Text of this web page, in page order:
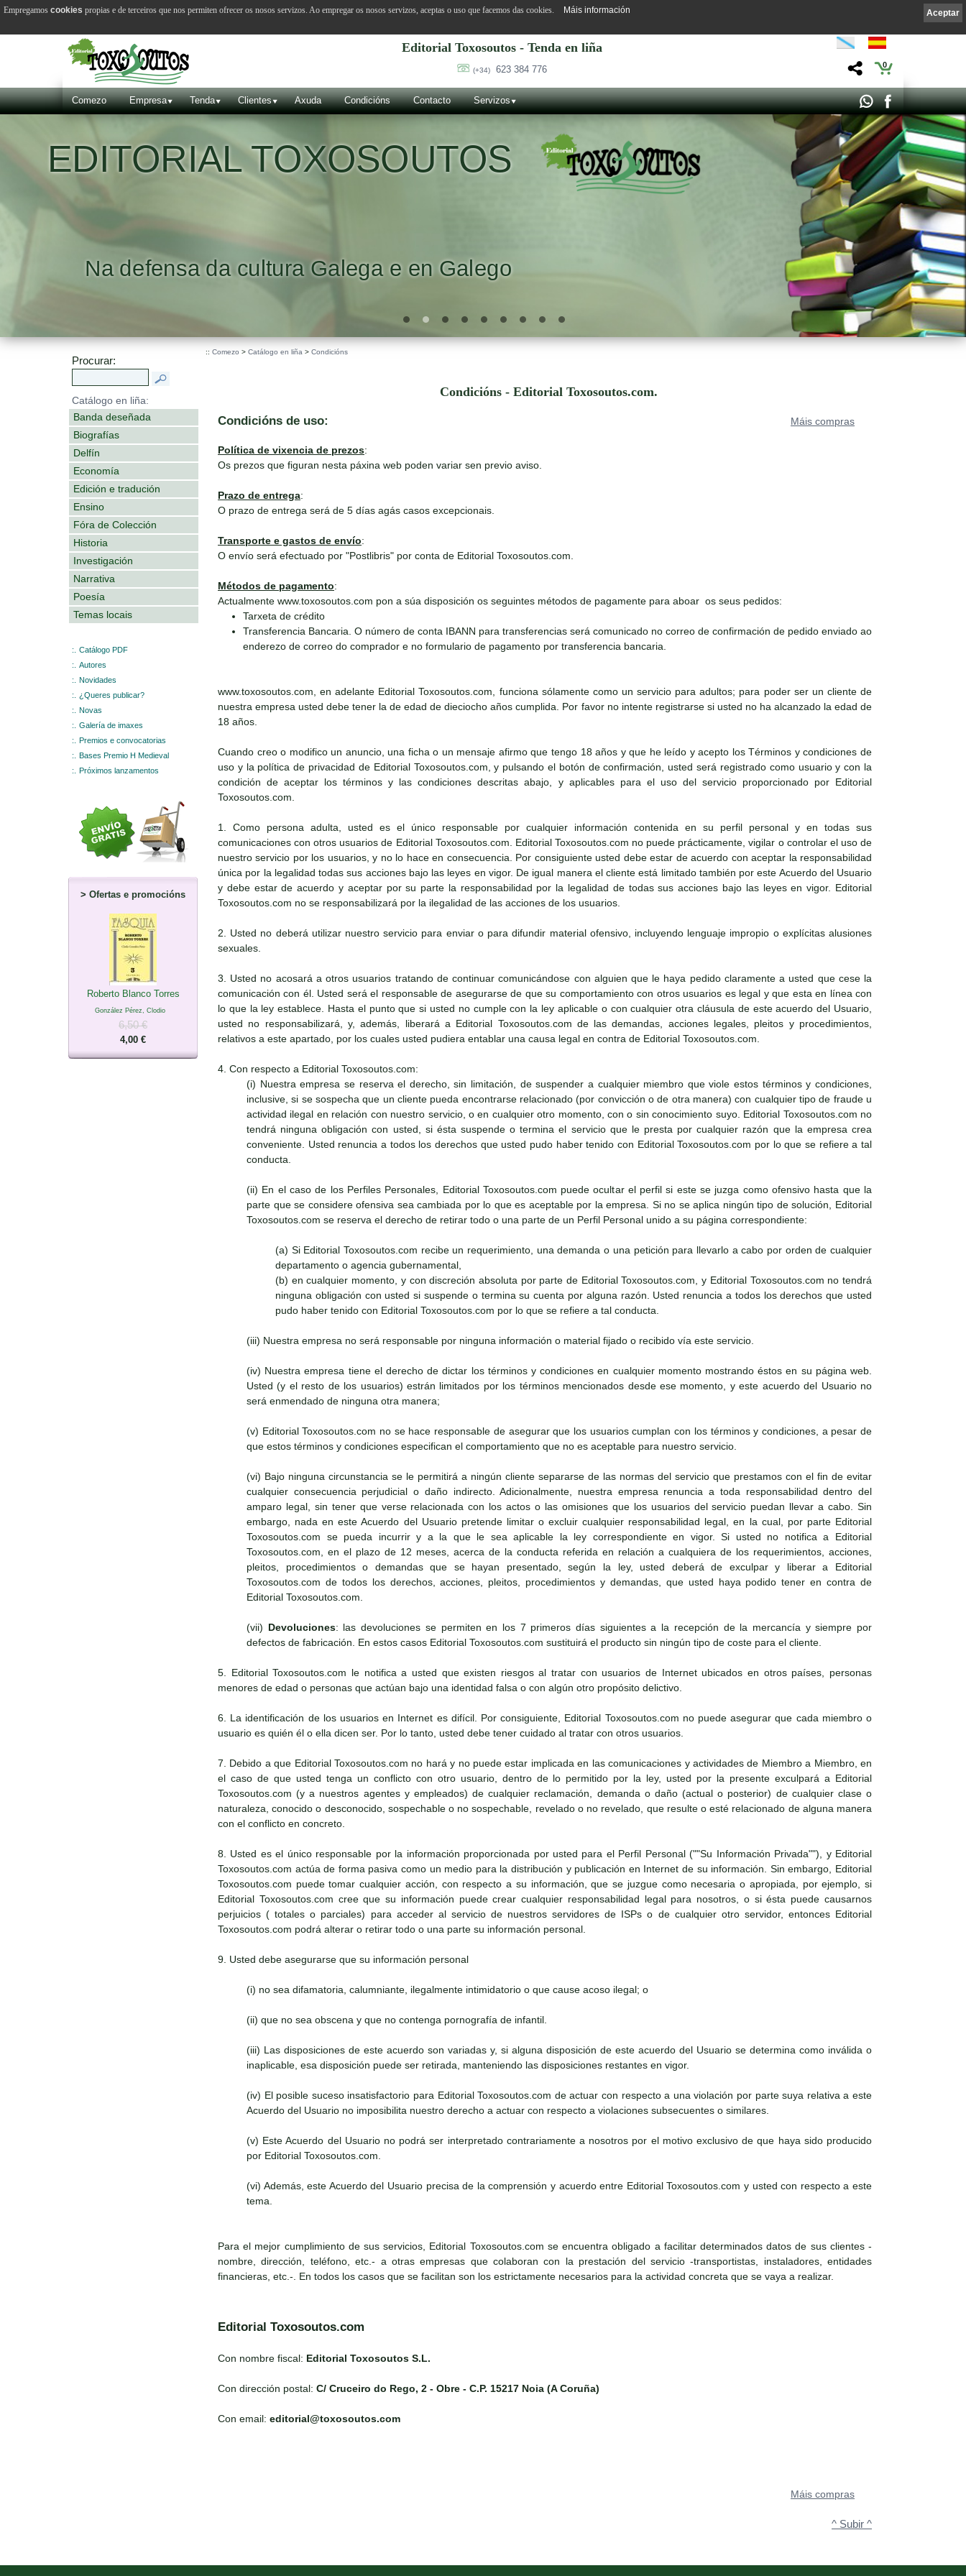
Editorial Toxosoutos - Tenda en liña
(+34) 623 384 776 0
Comezo Empresa Tenda Clientes Axuda Condicións Contacto Servizos
EDITORIAL TOXOSOUTOS
Na defensa da cultura Galega e en Galego
Procurar:
Catálogo en liña:
Banda deseñada
Biografías
Delfín
Economía
Edición e tradución
Ensino
Fóra de Colección
Historia
Investigación
Narrativa
Poesía
Temas locais
:.
Catálogo PDF
:.
Autores
:.
Novidades
:.
¿Queres publicar?
:.
Novas
:.
Galería de imaxes
:.
Premios e convocatorias
:.
Bases Premio H Medieval
:.
Próximos lanzamentos
> Ofertas e promocións
Roberto Blanco Torres
González Pérez, Clodio
6,50 €
4,00 €
:: Comezo > Catálogo en liña > Condicións
Condicións - Editorial Toxosoutos.com.
Máis compras
Condicións de uso:
Política de vixencia de prezos:
Os prezos que figuran nesta páxina web poden variar sen previo aviso.
Prazo de entrega:
O prazo de entrega será de 5 días agás casos excepcionais.
Transporte e gastos de envío:
O envío será efectuado por "Postlibris" por conta de Editorial Toxosoutos.com.
Métodos de pagamento:
Actualmente www.toxosoutos.com pon a súa disposición os seguintes métodos de pagamente para aboar os seus pedidos:
Tarxeta de crédito
Transferencia Bancaria. O número de conta IBANN para transferencias será comunicado no correo de confirmación de pedido enviado ao
enderezo de correo do comprador e no formulario de pagamento por transferencia bancaria.
www.toxosoutos.com, en adelante Editorial Toxosoutos.com, funciona sólamente como un servicio para adultos; para poder ser un cliente de
nuestra empresa usted debe tener la de edad de dieciocho años cumplida. Por favor no intente registrarse si usted no ha alcanzado la edad de
18 años.
Cuando creo o modifico un anuncio, una ficha o un mensaje afirmo que tengo 18 años y que he leído y acepto los Términos y condiciones de
uso y la política de privacidad de Editorial Toxosoutos.com, y pulsando el botón de confirmación, usted será registrado como usuario y con la
condición de aceptar los términos y las condiciones descritas abajo, y aplicables para el uso del servicio proporcionado por Editorial
Toxosoutos.com.
1. Como persona adulta, usted es el único responsable por cualquier información contenida en su perfil personal y en todas sus
comunicaciones con otros usuarios de Editorial Toxosoutos.com. Editorial Toxosoutos.com no puede prácticamente, vigilar o controlar el uso de
nuestro servicio por los usuarios, y no lo hace en consecuencia. Por consiguiente usted debe estar de acuerdo con aceptar la responsabilidad
única por la legalidad todas sus acciones bajo las leyes en vigor. De igual manera el cliente está limitado también por este Acuerdo del Usuario
y debe estar de acuerdo y aceptar por su parte la responsabilidad por la legalidad de todas sus acciones bajo las leyes en vigor. Editorial
Toxosoutos.com no se responsabilizará por la ilegalidad de las acciones de los usuarios.
2. Usted no deberá utilizar nuestro servicio para enviar o para difundir material ofensivo, incluyendo lenguaje impropio o explícitas alusiones
sexuales.
3. Usted no acosará a otros usuarios tratando de continuar comunicándose con alguien que le haya pedido claramente a usted que cese la
comunicación con él. Usted será el responsable de asegurarse de que su comportamiento con otros usuarios es legal y que esta en línea con
lo que la ley establece. Hasta el punto que si usted no cumple con la ley aplicable o con cualquier otra cláusula de este acuerdo del Usuario,
usted no responsabilizará, y, además, liberará a Editorial Toxosoutos.com de las demandas, acciones legales, pleitos y procedimientos,
relativos a este apartado, por los cuales usted pudiera entablar una causa legal en contra de Editorial Toxosoutos.com.
4. Con respecto a Editorial Toxosoutos.com:
(i) Nuestra empresa se reserva el derecho, sin limitación, de suspender a cualquier miembro que viole estos términos y condiciones,
inclusive, si se sospecha que un cliente pueda encontrarse relacionado (por convicción o de otra manera) con cualquier tipo de fraude u
actividad ilegal en relación con nuestro servicio, o en cualquier otro momento, con o sin conocimiento suyo. Editorial Toxosoutos.com no
tendrá ninguna obligación con usted, si ésta suspende o termina el servicio que le presta por cualquier razón que la empresa crea
conveniente. Usted renuncia a todos los derechos que usted pudo haber tenido con Editorial Toxosoutos.com por lo que se refiere a tal
conducta.
(ii) En el caso de los Perfiles Personales, Editorial Toxosoutos.com puede ocultar el perfil si este se juzga como ofensivo hasta que la
parte que se considere ofensiva sea cambiada por lo que es aceptable por la empresa. Si no se aplica ningún tipo de solución, Editorial
Toxosoutos.com se reserva el derecho de retirar todo o una parte de un Perfil Personal unido a su página correspondiente:
(a) Si Editorial Toxosoutos.com recibe un requerimiento, una demanda o una petición para llevarlo a cabo por orden de cualquier
departamento o agencia gubernamental,
(b) en cualquier momento, y con discreción absoluta por parte de Editorial Toxosoutos.com, y Editorial Toxosoutos.com no tendrá
ninguna obligación con usted si suspende o termina su cuenta por alguna razón. Usted renuncia a todos los derechos que usted
pudo haber tenido con Editorial Toxosoutos.com por lo que se refiere a tal conducta.
(iii) Nuestra empresa no será responsable por ninguna información o material fijado o recibido vía este servicio.
(iv) Nuestra empresa tiene el derecho de dictar los términos y condiciones en cualquier momento mostrando éstos en su página web.
Usted (y el resto de los usuarios) estrán limitados por los términos mencionados desde ese momento, y este acuerdo del Usuario no
será enmendado de ninguna otra manera;
(v) Editorial Toxosoutos.com no se hace responsable de asegurar que los usuarios cumplan con los términos y condiciones, a pesar de
que estos términos y condiciones especifican el comportamiento que no es aceptable para nuestro servicio.
(vi) Bajo ninguna circunstancia se le permitirá a ningún cliente separarse de las normas del servicio que prestamos con el fin de evitar
cualquier consecuencia perjudicial o daño indirecto. Adicionalmente, nuestra empresa renuncia a toda responsabilidad dentro del
amparo legal, sin tener que verse relacionada con los actos o las omisiones que los usuarios del servicio puedan llevar a cabo. Sin
embargo, nada en este Acuerdo del Usuario pretende limitar o excluir cualquier responsabilidad legal, en la cual, por parte Editorial
Toxosoutos.com se pueda incurrir y a la que le sea aplicable la ley correspondiente en vigor. Si usted no notifica a Editorial
Toxosoutos.com, en el plazo de 12 meses, acerca de la conducta referida en relación a cualquiera de los requerimientos, acciones,
pleitos, procedimientos o demandas que se hayan presentado, según la ley, usted deberá de exculpar y liberar a Editorial
Toxosoutos.com de todos los derechos, acciones, pleitos, procedimientos y demandas, que usted haya podido tener en contra de
Editorial Toxosoutos.com.
(vii) Devoluciones: las devoluciones se permiten en los 7 primeros días siguientes a la recepción de la mercancía y siempre por
defectos de fabricación. En estos casos Editorial Toxosoutos.com sustituirá el producto sin ningún tipo de coste para el cliente.
5. Editorial Toxosoutos.com le notifica a usted que existen riesgos al tratar con usuarios de Internet ubicados en otros países, personas
menores de edad o personas que actúan bajo una identidad falsa o con algún otro propósito delictivo.
6. La identificación de los usuarios en Internet es difícil. Por consiguiente, Editorial Toxosoutos.com no puede asegurar que cada miembro o
usuario es quién él o ella dicen ser. Por lo tanto, usted debe tener cuidado al tratar con otros usuarios.
7. Debido a que Editorial Toxosoutos.com no hará y no puede estar implicada en las comunicaciones y actividades de Miembro a Miembro, en
el caso de que usted tenga un conflicto con otro usuario, dentro de lo permitido por la ley, usted por la presente exculpará a Editorial
Toxosoutos.com (y a nuestros agentes y empleados) de cualquier reclamación, demanda o daño (actual o posterior) de cualquier clase o
naturaleza, conocido o desconocido, sospechable o no sospechable, revelado o no revelado, que resulte o esté relacionado de alguna manera
con el conflicto en concreto.
8. Usted es el único responsable por la información proporcionada por usted para el Perfil Personal (""Su Información Privada""), y Editorial
Toxosoutos.com actúa de forma pasiva como un medio para la distribución y publicación en Internet de su información. Sin embargo, Editorial
Toxosoutos.com puede tomar cualquier acción, con respecto a su información, que se juzgue como necesaria o apropiada, por ejemplo, si
Editorial Toxosoutos.com cree que su información puede crear cualquier responsabilidad legal para nosotros, o si ésta puede causarnos
perjuicios ( totales o parciales) para acceder al servicio de nuestros servidores de ISPs o de cualquier otro servidor, entonces Editorial
Toxosoutos.com podrá alterar o retirar todo o una parte su información personal.
9. Usted debe asegurarse que su información personal
(i) no sea difamatoria, calumniante, ilegalmente intimidatorio o que cause acoso ilegal; o
(ii) que no sea obscena y que no contenga pornografía de infantil.
(iii) Las disposiciones de este acuerdo son variadas y, si alguna disposición de este acuerdo del Usuario se determina como inválida o
inaplicable, esa disposición puede ser retirada, manteniendo las disposiciones restantes en vigor.
(iv) El posible suceso insatisfactorio para Editorial Toxosoutos.com de actuar con respecto a una violación por parte suya relativa a este
Acuerdo del Usuario no imposibilita nuestro derecho a actuar con respecto a violaciones subsecuentes o similares.
(v) Este Acuerdo del Usuario no podrá ser interpretado contrariamente a nosotros por el motivo exclusivo de que haya sido producido
por Editorial Toxosoutos.com.
(vi) Además, este Acuerdo del Usuario precisa de la comprensión y acuerdo entre Editorial Toxosoutos.com y usted con respecto a este
tema.
Para el mejor cumplimiento de sus servicios, Editorial Toxosoutos.com se encuentra obligado a facilitar determinados datos de sus clientes -
nombre, dirección, teléfono, etc.- a otras empresas que colaboran con la prestación del servicio -transportistas, instaladores, entidades
financieras, etc.-. En todos los casos que se facilitan son los estrictamente necesarios para la actividad concreta que se vaya a realizar.
Editorial Toxosoutos.com
Con nombre fiscal: Editorial Toxosoutos S.L.
Con dirección postal: C/ Cruceiro do Rego, 2 - Obre - C.P. 15217 Noia (A Coruña)
Con email: editorial@toxosoutos.com
Máis compras
^ Subir ^
Aceptar
Empregamos cookies propias e de terceiros que nos permiten ofrecer os nosos servizos. Ao empregar os nosos servizos, aceptas o uso que facemos das cookies. Máis información